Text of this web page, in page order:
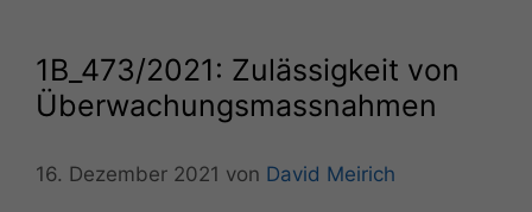
1B_473/2021: Zulässigkeit von
Überwachungsmassnahmen
16. Dezember 2021 von David Meirich